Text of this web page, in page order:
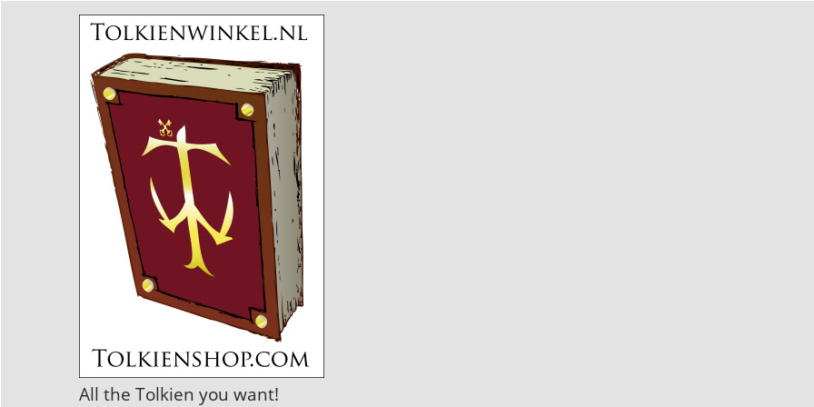
All the Tolkien you want!